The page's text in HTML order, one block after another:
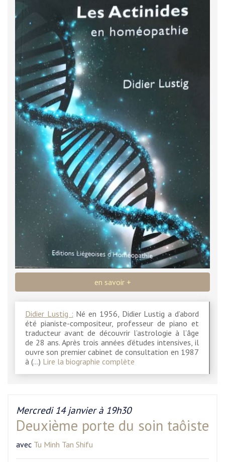
en savoir +
Didier Lustig : Né en 1956, Didier Lustig a d’abord
été pianiste-compositeur, professeur de piano et
traducteur avant de découvrir l’astrologie à l’âge
de 28 ans. Après trois années d’études intensives, il
ouvre son premier cabinet de consultation en 1987
à (…) Lire la biographie complète
Mercredi 14 janvier à 19h30
Deuxième porte du soin taôiste
avec Tu Minh Tan Shifu